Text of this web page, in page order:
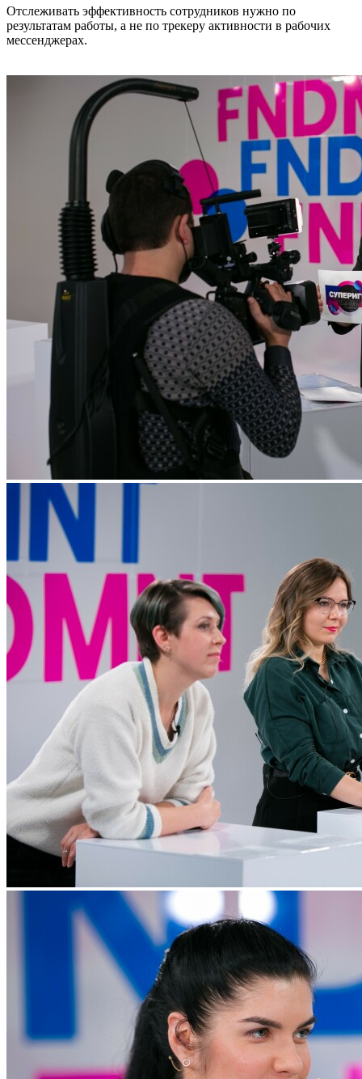
Отслеживать эффективность сотрудников нужно по
результатам работы, а не по трекеру активности в рабочих
мессенджерах.